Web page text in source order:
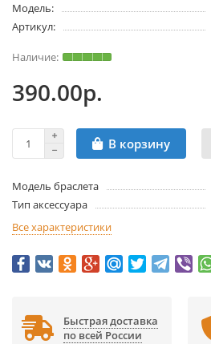
Модель:
Артикул:
390.00р.
В корзину
Модель браслета
Тип аксессуара
Все характеристики
Быстрая доставка
по всей России